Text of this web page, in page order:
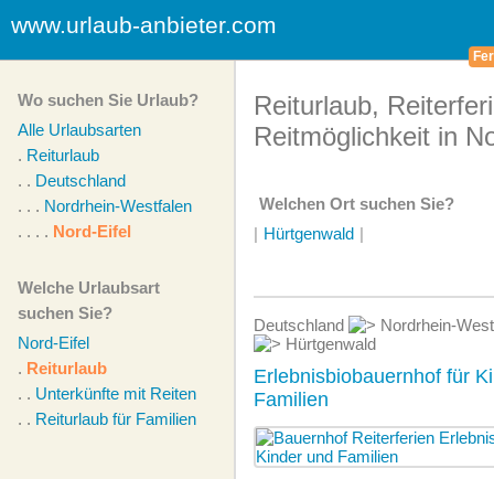
www.urlaub-anbieter.com
Wo suchen Sie Urlaub?
Alle Urlaubsarten
. Reiturlaub
. . Deutschland
. . . Nordrhein-Westfalen
. . . . Nord-Eifel
Welche Urlaubsart
suchen Sie?
Nord-Eifel
. Reiturlaub
. . Unterkünfte mit Reiten
. . Reiturlaub für Familien
Reiturlaub,
Reitmöglichkeit in
Welchen Ort suchen Sie?
| Hürtgenwald |
Deutschland
Nordrhein-
Hürtgenwald
Erlebnisbiobauernhof für
Familien